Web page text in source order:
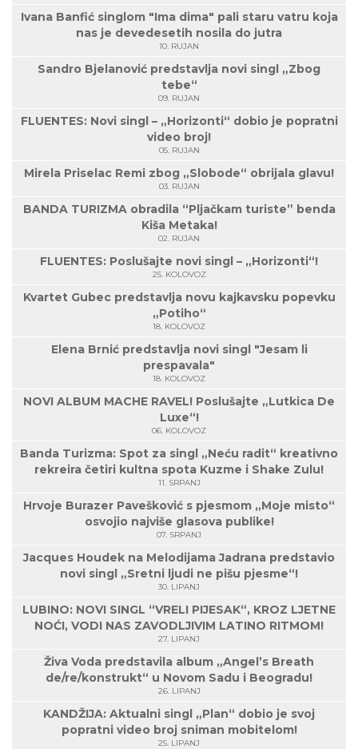
Ivana Banfić singlom "Ima dima" pali staru vatru koja
nas je devedesetih nosila do jutra
10. RUJAN
Sandro Bjelanović predstavlja novi singl „Zbog
tebe“
09. RUJAN
FLUENTES: Novi singl – „Horizonti“ dobio je popratni
video broj!
05. RUJAN
Mirela Priselac Remi zbog „Slobode“ obrijala glavu!
03. RUJAN
BANDA TURIZMA obradila “Pljačkam turiste” benda
Kiša Metaka!
02. RUJAN
FLUENTES: Poslušajte novi singl – „Horizonti“!
25. KOLOVOZ
Kvartet Gubec predstavlja novu kajkavsku popevku
„Potiho“
18. KOLOVOZ
Elena Brnić predstavlja novi singl "Jesam li
prespavala"
18. KOLOVOZ
NOVI ALBUM MACHE RAVEL! Poslušajte „Lutkica De
Luxe“!
06. KOLOVOZ
Banda Turizma: Spot za singl „Neću radit“ kreativno
rekreira četiri kultna spota Kuzme i Shake Zulu!
11. SRPANJ
Hrvoje Burazer Pavešković s pjesmom „Moje misto“
osvojio najviše glasova publike!
07. SRPANJ
Jacques Houdek na Melodijama Jadrana predstavio
novi singl „Sretni ljudi ne pišu pjesme“!
30. LIPANJ
LUBINO: NOVI SINGL “VRELI PIJESAK“, KROZ LJETNE
NOĆI, VODI NAS ZAVODLJIVIM LATINO RITMOM!
27. LIPANJ
Živa Voda predstavila album „Angel’s Breath
de/re/konstrukt“ u Novom Sadu i Beogradu!
26. LIPANJ
KANDŽIJA: Aktualni singl „Plan“ dobio je svoj
popratni video broj sniman mobitelom!
25. LIPANJ